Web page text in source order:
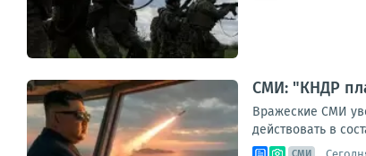
СМИ: "КНДР
Вражеские СМИ
действовать в